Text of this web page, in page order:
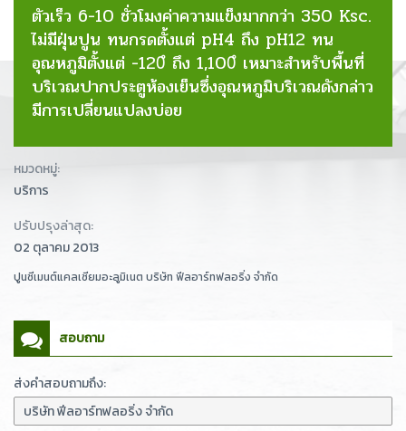
ตัวเร็ว 6-10 ชั่วโมงค่าความแข็งมากกว่า 350 Ksc.
ไม่มีฝุ่นปูน ทนกรดตั้งแต่ pH4 ถึง pH12 ทน
อุณหภูมิตั้งแต่ -120ํ ถึง 1,100ํ เหมาะสำหรับพื้นที่
บริเวณปากประตูห้องเย็นซึ่งอุณหภูมิบริเวณดังกล่าว
มีการเปลี่ยนแปลงบ่อย
หมวดหมู่:
บริการ
ปรับปรุงล่าสุด:
02 ตุลาคม 2013
ปูนซีเมนต์แคลเซียมอะลูมิเนต บริษัท ฟีลอาร์ทฟลอริ่ง จำกัด
สอบถาม
ส่งคำสอบถามถึง: